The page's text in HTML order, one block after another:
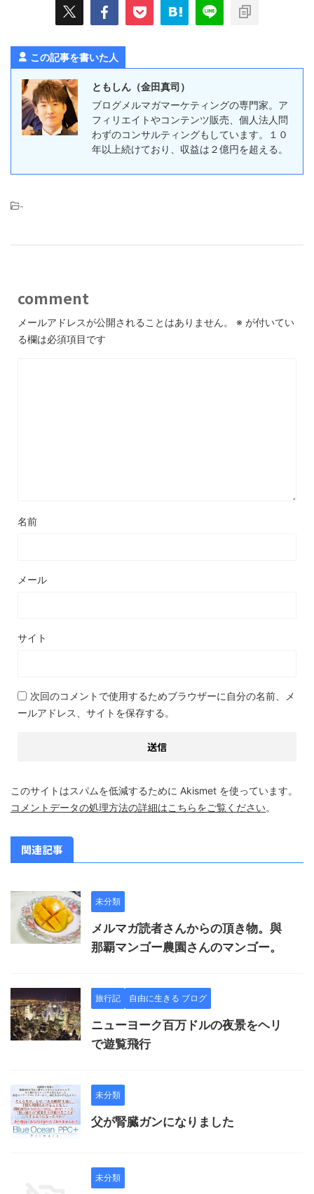
この記事を書いた人
ともしん（金田真司）
ブログメルマガマーケティングの専門家。ア
フィリエイトやコンテンツ販売、個人法人問
わずのコンサルティングもしています。１０
年以上続けており、収益は２億円を超える。
-
comment
メールアドレスが公開されることはありません。 ※ が付いてい
る欄は必須項目です
名前
メール
サイト
次回のコメントで使用するためブラウザーに自分の名前、メ
ールアドレス、サイトを保存する。
このサイトはスパムを低減するために Akismet を使っています。
コメントデータの処理方法の詳細はこちらをご覧ください。
関連記事
未分類
メルマガ読者さんからの頂き物。與
那覇マンゴー農園さんのマンゴー。
旅行記 自由に生きる ブログ
ニューヨーク百万ドルの夜景をヘリ
で遊覧飛行
未分類
父が腎臓ガンになりました
未分類